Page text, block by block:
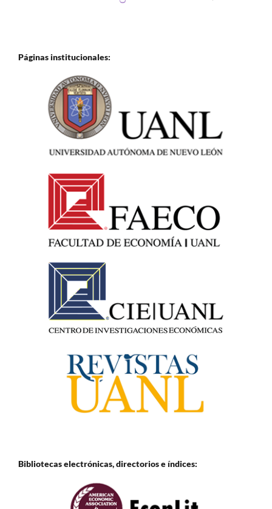
Páginas institucionales:
Bibliotecas electrónicas, directorios e índices: